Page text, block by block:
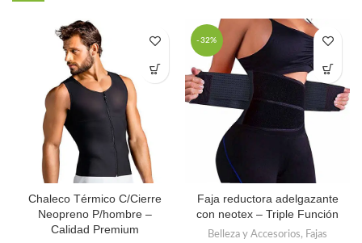
Chaleco Térmico C/Cierre
Neopreno P/hombre –
Calidad Premium
-32%
Faja reductora adelgazante
con neotex – Triple Función
Belleza y Accesorios, Fajas